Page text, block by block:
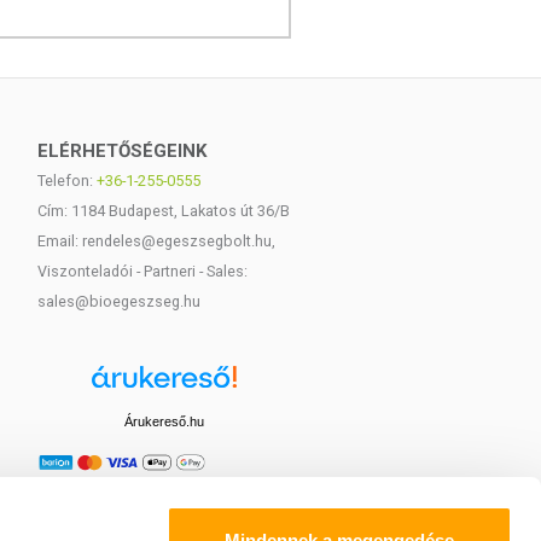
ELÉRHETŐSÉGEINK
Telefon: +36-1-255-0555
Cím: 1184 Budapest, Lakatos út 36/B
Email: rendeles@egeszsegbolt.hu,
Viszonteladói - Partneri - Sales:
sales@bioegeszseg.hu
Árukereső.hu